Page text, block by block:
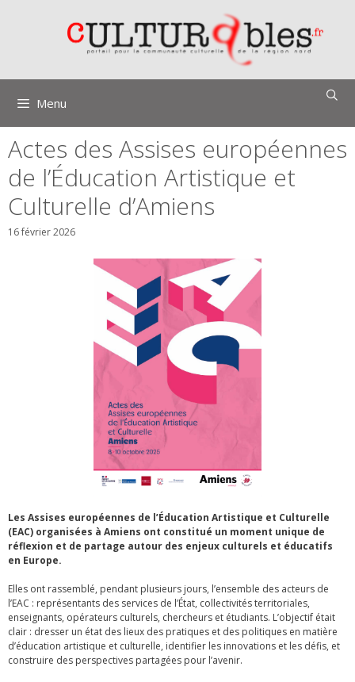
Menu
Actes des Assises européennes
de l’Éducation Artistique et
Culturelle d’Amiens
16 février 2026
Les Assises européennes de l’Éducation Artistique et Culturelle
(EAC) organisées à Amiens ont constitué un moment unique de
réflexion et de partage autour des enjeux culturels et éducatifs
en Europe.
Elles ont rassemblé, pendant plusieurs jours, l’ensemble des acteurs de
l’EAC : représentants des services de l’État, collectivités territoriales,
enseignants, opérateurs culturels, chercheurs et étudiants. L’objectif était
clair : dresser un état des lieux des pratiques et des politiques en matière
d’éducation artistique et culturelle, identifier les innovations et les défis, et
construire des perspectives partagées pour l’avenir.